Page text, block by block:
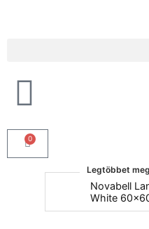
0
Legtöbbet
Novabell
White